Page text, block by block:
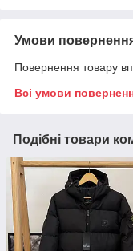
Умови
Повернення товару
Всі умови
Подібні товари